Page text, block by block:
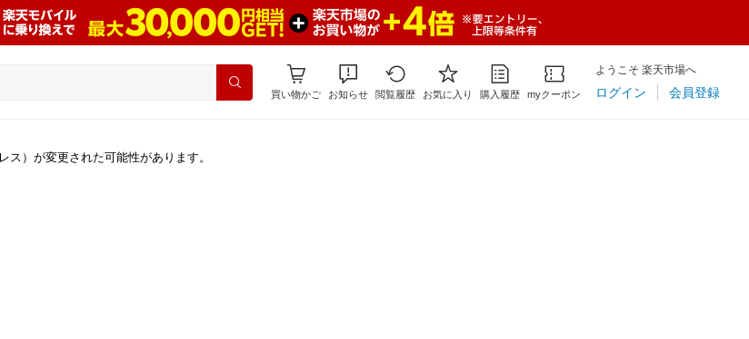
買い物かご お知らせ 閲覧履歴 お気に入り 購入履歴 myクーポン
ようこそ 楽天市場へ
ログイン 会員登録
）が変更された可能性があります。